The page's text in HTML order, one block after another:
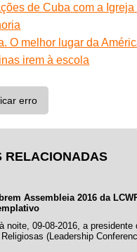
de Cuba com a
O melhor lugar da
irem à escola
erro
RELACIONADAS
Assembleia 2016 da
noite, 09-08-2016, a presidente
(Leadership